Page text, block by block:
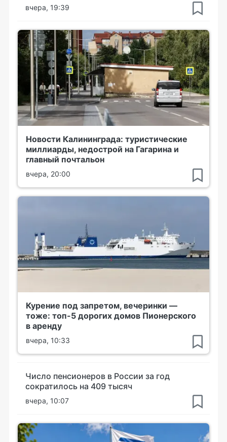
вчера, 19:39
Новости Калининграда: туристические
миллиарды, недострой на Гагарина и
главный почтальон
вчера, 20:00
Курение под запретом, вечеринки —
тоже: топ-5 дорогих домов Пионерского
в аренду
вчера, 10:33
Число пенсионеров в России за год
сократилось на 409 тысяч
вчера, 10:07